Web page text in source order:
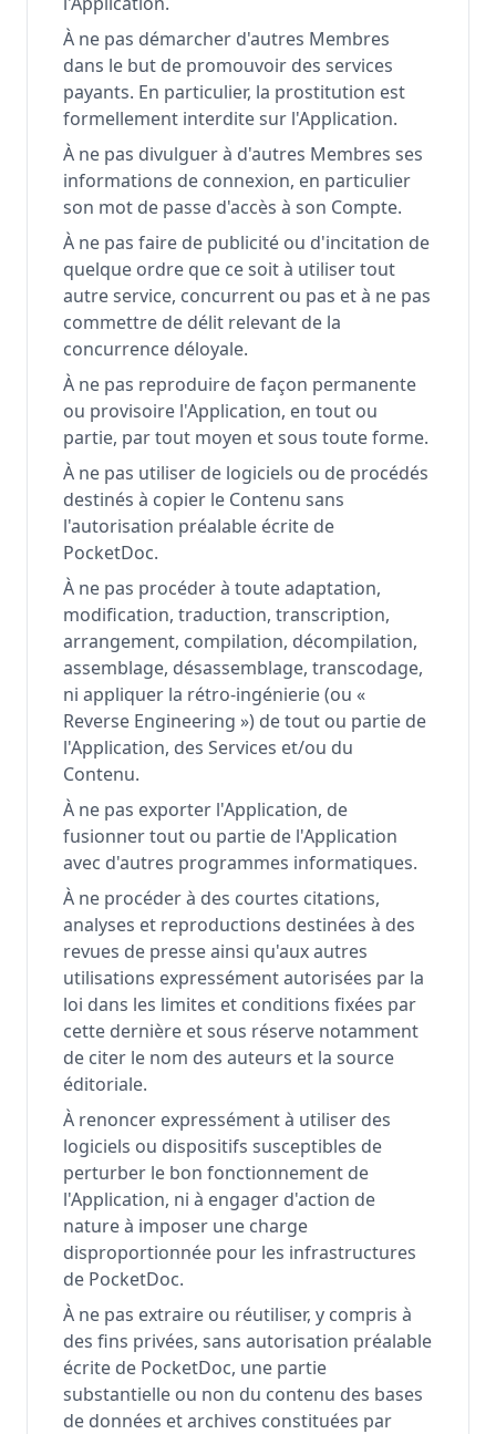
À ne pas démarcher d'autres Membres
dans le but de promouvoir des services
payants. En particulier, la prostitution est
formellement interdite sur l'Application.
À ne pas divulguer à d'autres Membres ses
informations de connexion, en particulier
son mot de passe d'accès à son Compte.
À ne pas faire de publicité ou d'incitation de
quelque ordre que ce soit à utiliser tout
autre service, concurrent ou pas et à ne pas
commettre de délit relevant de la
concurrence déloyale.
À ne pas reproduire de façon permanente
ou provisoire l'Application, en tout ou
partie, par tout moyen et sous toute forme.
À ne pas utiliser de logiciels ou de procédés
destinés à copier le Contenu sans
l'autorisation préalable écrite de
PocketDoc.
À ne pas procéder à toute adaptation,
modification, traduction, transcription,
arrangement, compilation, décompilation,
assemblage, désassemblage, transcodage,
ni appliquer la rétro-ingénierie (ou «
Reverse Engineering ») de tout ou partie de
l'Application, des Services et/ou du
Contenu.
À ne pas exporter l'Application, de
fusionner tout ou partie de l'Application
avec d'autres programmes informatiques.
À ne procéder à des courtes citations,
analyses et reproductions destinées à des
revues de presse ainsi qu'aux autres
utilisations expressément autorisées par la
loi dans les limites et conditions fixées par
cette dernière et sous réserve notamment
de citer le nom des auteurs et la source
éditoriale.
À renoncer expressément à utiliser des
logiciels ou dispositifs susceptibles de
perturber le bon fonctionnement de
l'Application, ni à engager d'action de
nature à imposer une charge
disproportionnée pour les infrastructures
de PocketDoc.
À ne pas extraire ou réutiliser, y compris à
des fins privées, sans autorisation préalable
écrite de PocketDoc, une partie
substantielle ou non du contenu des bases
de données et archives constituées par